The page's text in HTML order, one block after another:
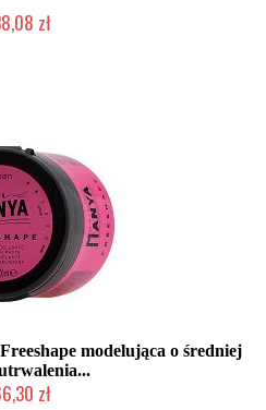
zł
modelująca o średniej
zł